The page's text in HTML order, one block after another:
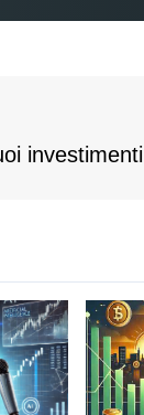
investimenti